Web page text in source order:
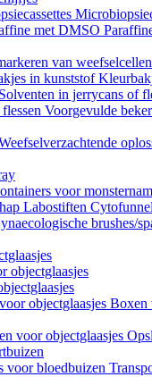
met DMSO
van weefselcellen
in kunststof
Solventen in jerrycans of
Voorgevulde
voor
Labostiften
brushes/
objectglaasjes
objectglaasjes Boxen
voor objectglaasjes
voor bloedbuizen